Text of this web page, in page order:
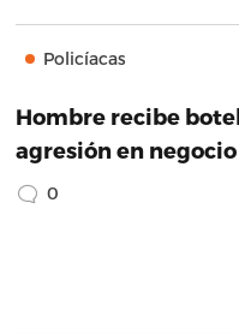
Policíacas
Hombre recibe
agresión en
0